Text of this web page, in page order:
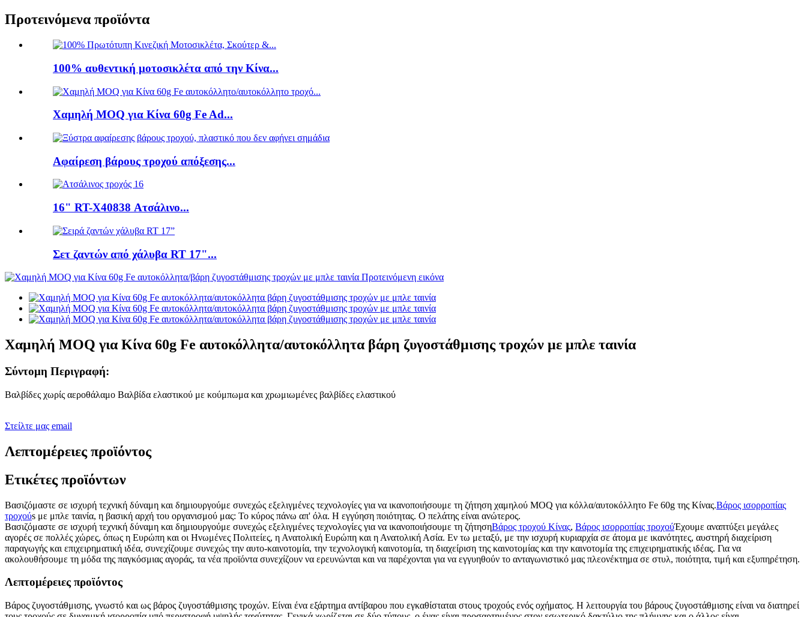
Προτεινόμενα προϊόντα
100% αυθεντική μοτοσικλέτα από την Κίνα...
Χαμηλή MOQ για Κίνα 60g Fe Ad...
Αφαίρεση βάρους τροχού απόξεσης...
16" RT-X40838 Ατσάλινο...
Σετ ζαντών από χάλυβα RT 17"...
Χαμηλή MOQ για Κίνα 60g Fe αυτοκόλλητα/αυτοκόλλητα βάρη ζυγοστάθμισης τροχών με μπλε ταινία
Σύντομη Περιγραφή:
Βαλβίδες χωρίς αεροθάλαμο Βαλβίδα ελαστικού με κούμπωμα και χρωμιωμένες βαλβίδες ελαστικού
Στείλτε μας email
Λεπτομέρειες προϊόντος
Ετικέτες προϊόντων
Βασιζόμαστε σε ισχυρή τεχνική δύναμη και δημιουργούμε συνεχώς εξελιγμένες τεχνολογίες για να ικανοποιήσουμε τη ζήτηση χαμηλού MOQ για κόλλα/αυτοκόλλητο Fe 60g της Κίνας.Βάρος ισορροπίας
τροχούs με μπλε ταινία, η βασική αρχή του οργανισμού μας: Το κύρος πάνω απ' όλα. Η εγγύηση ποιότητας. Ο πελάτης είναι ανώτερος.
Βασιζόμαστε σε ισχυρή τεχνική δύναμη και δημιουργούμε συνεχώς εξελιγμένες τεχνολογίες για να ικανοποιήσουμε τη ζήτησηΒάρος τροχού Κίνας, Βάρος ισορροπίας τροχούΈχουμε αναπτύξει μεγάλες
αγορές σε πολλές χώρες, όπως η Ευρώπη και οι Ηνωμένες Πολιτείες, η Ανατολική Ευρώπη και η Ανατολική Ασία. Εν τω μεταξύ, με την ισχυρή κυριαρχία σε άτομα με ικανότητες, αυστηρή διαχείριση
παραγωγής και επιχειρηματική ιδέα, συνεχίζουμε συνεχώς την αυτο-καινοτομία, την τεχνολογική καινοτομία, τη διαχείριση της καινοτομίας και την καινοτομία της επιχειρηματικής ιδέας. Για να
ακολουθήσουμε τη μόδα της παγκόσμιας αγοράς, τα νέα προϊόντα συνεχίζουν να ερευνώνται και να παρέχονται για να εγγυηθούν το ανταγωνιστικό μας πλεονέκτημα σε στυλ, ποιότητα, τιμή και εξυπηρέτηση.
Λεπτομέρειες προϊόντος
Βάρος ζυγοστάθμισης, γνωστό και ως βάρος ζυγοστάθμισης τροχών. Είναι ένα εξάρτημα αντίβαρου που εγκαθίσταται στους τροχούς ενός οχήματος. Η λειτουργία του βάρους ζυγοστάθμισης είναι να διατηρεί